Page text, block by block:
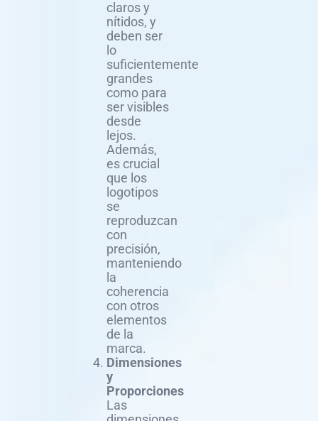
claros y
nítidos, y
deben ser
lo
suficientemente
grandes
como para
ser visibles
desde
lejos.
Además,
es crucial
que los
logotipos
se
reproduzcan
con
precisión,
manteniendo
la
coherencia
con otros
elementos
de la
marca.
Dimensiones
y
Proporciones
Las